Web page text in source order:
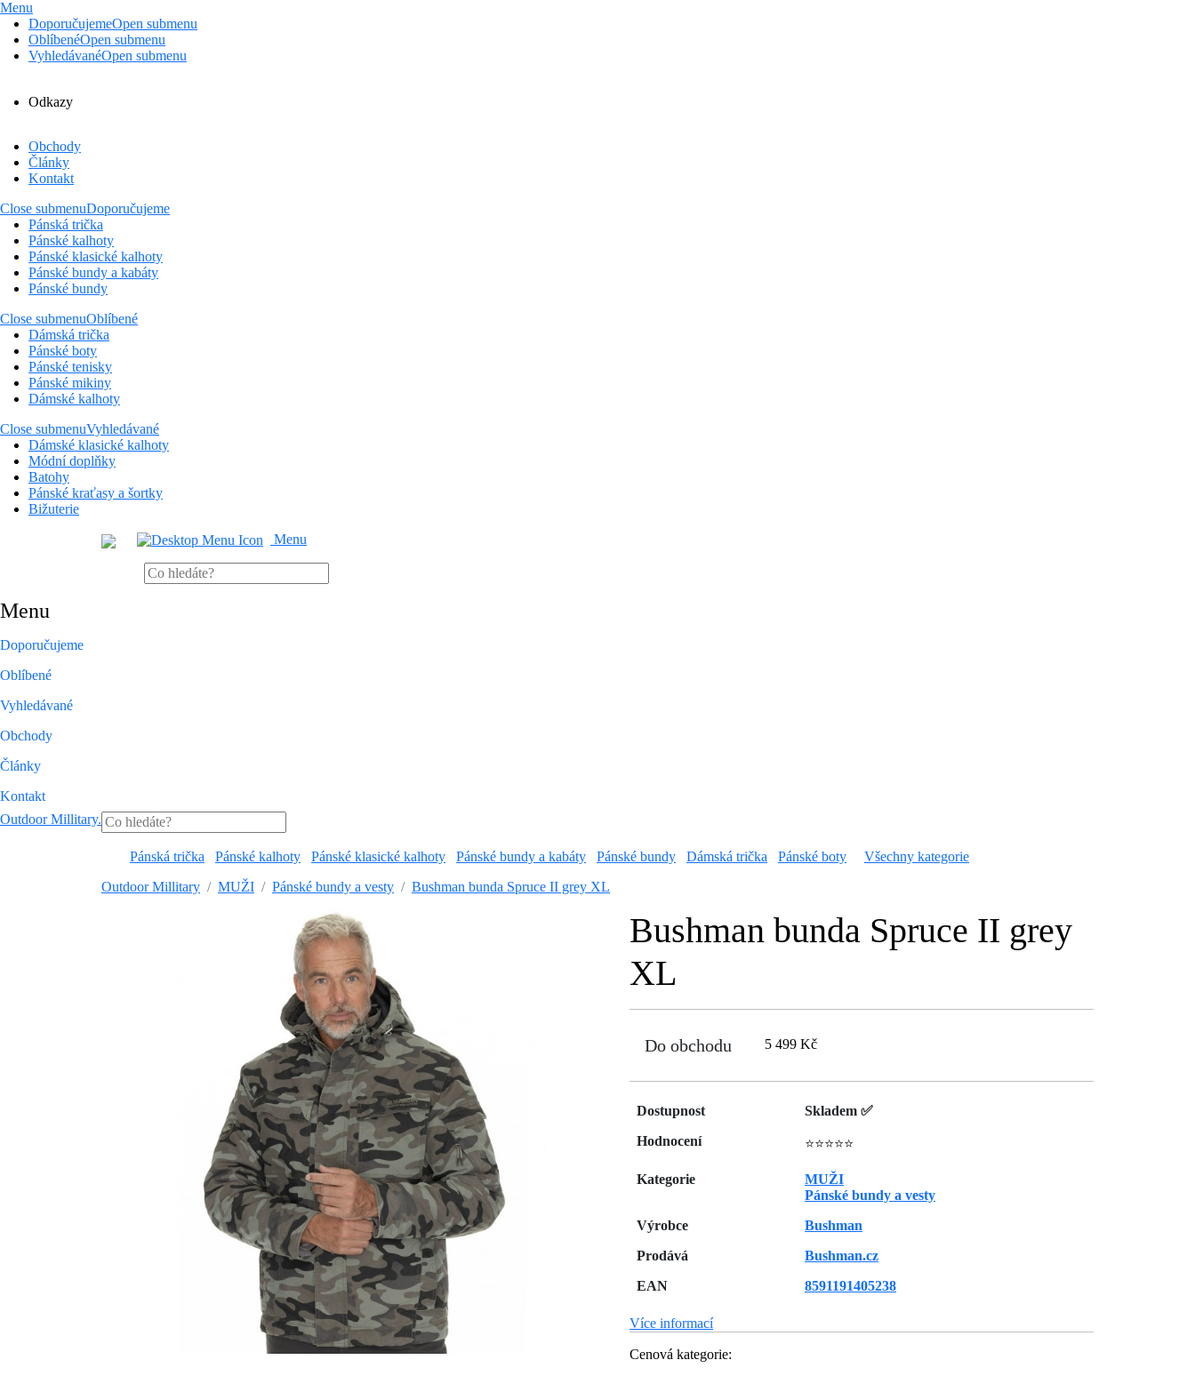
Menu
DoporučujemeOpen submenu
OblíbenéOpen submenu
VyhledávanéOpen submenu
Odkazy
Obchody
Články
Kontakt
Close submenuDoporučujeme
Pánská trička
Pánské kalhoty
Pánské klasické kalhoty
Pánské bundy a kabáty
Pánské bundy
Close submenuOblíbené
Dámská trička
Pánské boty
Pánské tenisky
Pánské mikiny
Dámské kalhoty
Close submenuVyhledávané
Dámské klasické kalhoty
Módní doplňky
Batohy
Pánské kraťasy a šortky
Bižuterie
Menu
Menu
Doporučujeme
Oblíbené
Vyhledávané
Obchody
Články
Kontakt
Outdoor Millitary.
Pánská trička Pánské kalhoty Pánské klasické kalhoty Pánské bundy a kabáty Pánské bundy Dámská trička Pánské boty
Všechny kategorie
Outdoor Millitary
MUŽI Pánské bundy a vesty Bushman bunda Spruce II grey XL
Bushman bunda Spruce II grey
XL
Do obchodu 5 499 Kč
Dostupnost
Skladem ✅
Hodnocení
⭐⭐⭐⭐⭐
Kategorie
MUŽI
Pánské bundy a vesty
Výrobce
Bushman
Prodává
Bushman.cz
EAN
8591191405238
Více informací
Cenová kategorie: